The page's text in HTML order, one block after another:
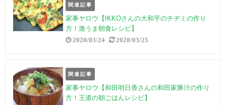
関連記事
家事ヤロウ【IKKOさんの大和芋のチヂミの作り
方！激うま朝食レシピ】
2020/03/24 2020/03/25
関連記事
家事ヤロウ【和田明日香さんの和田家豚汁の作り
方！王道の朝ごはんレシピ】